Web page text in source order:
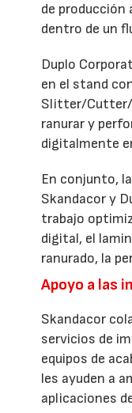
de producción
dentro de un
Duplo
en el stand
Slitter/Cutter/
ranurar y
digitalmente
En conjunto,
Skandacor y
trabajo
digital, el
ranurado, la
Apoyo a las
Skandacor
servicios de
equipos de
les ayuden a
aplicaciones